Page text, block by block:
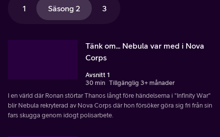
1 Säsong 2 3
Tänk om... Nebula var med i Nova
Corps
Avsnitt 1
30 min Tillgänglig 3+ månader
I en värld där Ronan störtar Thanos långt före händelserna i "Infinity War"
blir Nebula rekryterad av Nova Corps där hon försöker göra sig fri från sin
fars skugga genom idogt polisarbete.